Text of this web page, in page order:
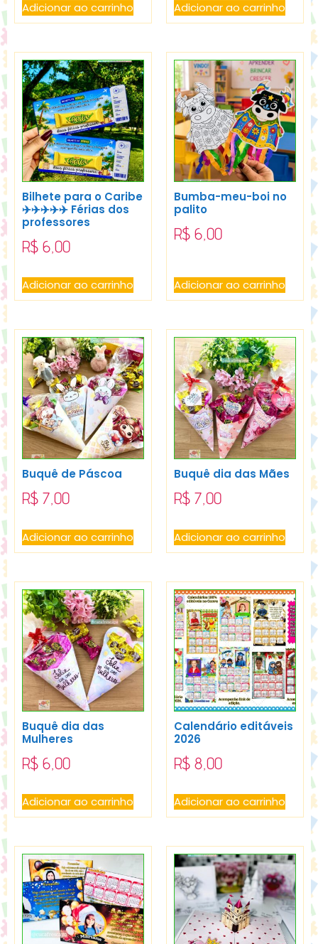
Adicionar ao carrinho Adicionar ao carrinho
Bilhete para o Caribe
✈️✈️✈️✈️✈️ Férias dos
professores
R$ 6,00
Adicionar ao carrinho
Bumba-meu-boi no
palito
R$ 6,00
Adicionar ao carrinho
Buquê de Páscoa
R$ 7,00
Adicionar ao carrinho
Buquê dia das Mães
R$ 7,00
Adicionar ao carrinho
Buquê dia das
Mulheres
R$ 6,00
Adicionar ao carrinho
Calendário editáveis
2026
R$ 8,00
Adicionar ao carrinho